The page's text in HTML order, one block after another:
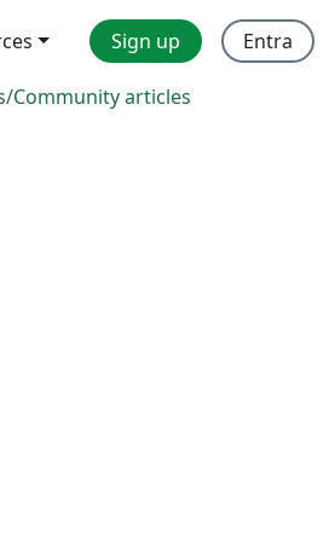
Sign up Entra
/Community articles